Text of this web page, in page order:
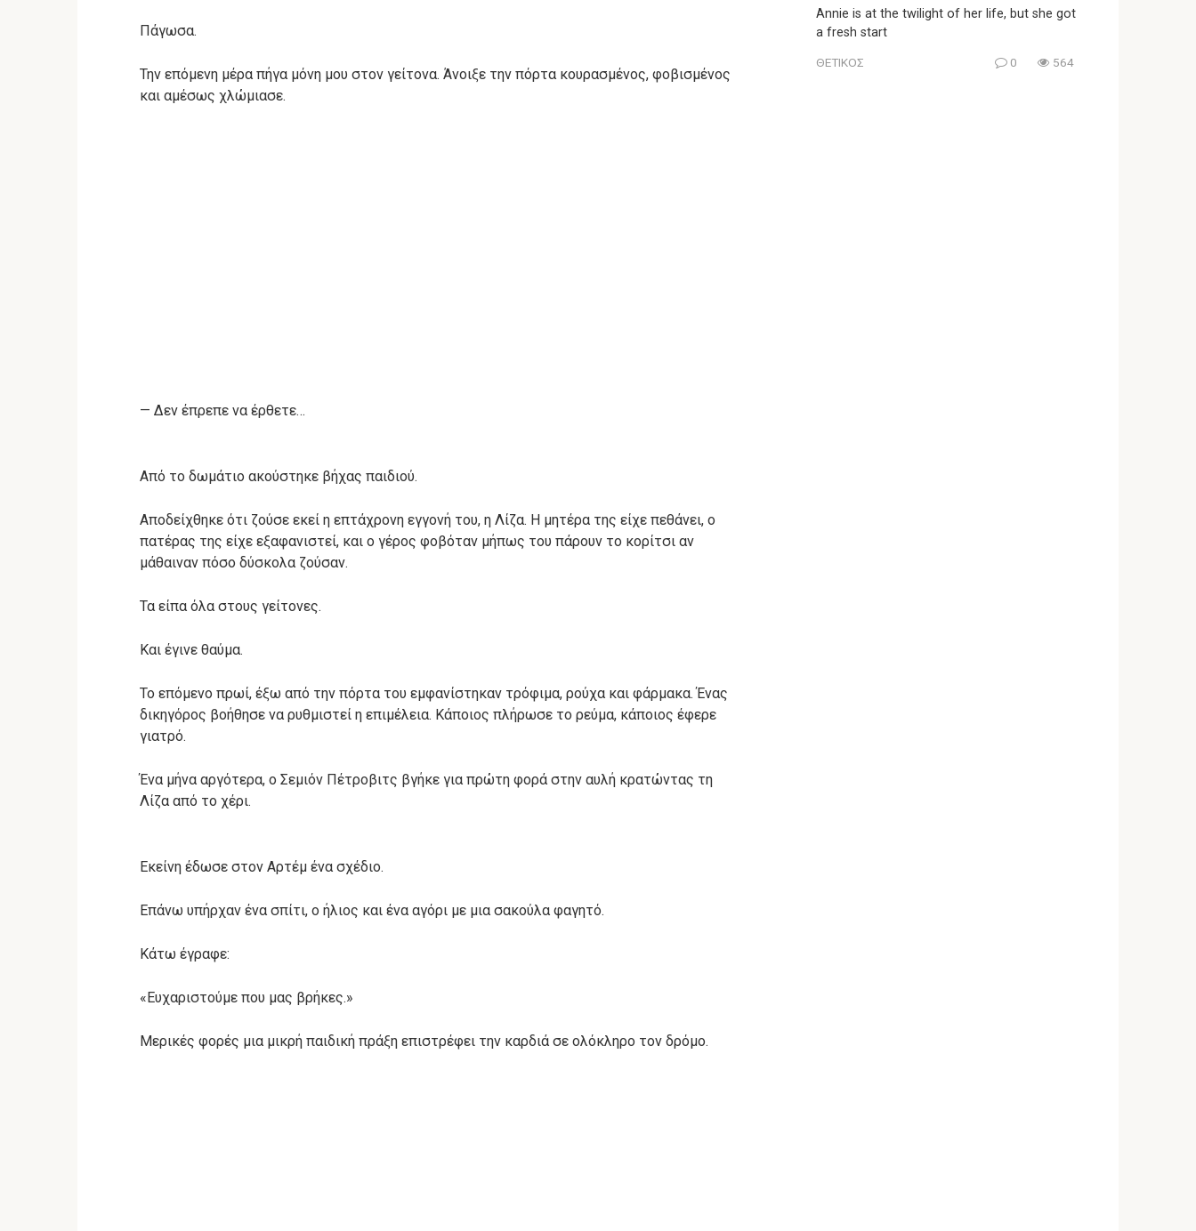
Πάγωσα.
Την επόμενη μέρα πήγα μόνη μου στον γείτονα. Άνοιξε την πόρτα κουρασμένος, φοβισμένος
και αμέσως χλώμιασε.
— Δεν έπρεπε να έρθετε…
Από το δωμάτιο ακούστηκε βήχας παιδιού.
Αποδείχθηκε ότι ζούσε εκεί η επτάχρονη εγγονή του, η Λίζα. Η μητέρα της είχε πεθάνει, ο
πατέρας της είχε εξαφανιστεί, και ο γέρος φοβόταν μήπως του πάρουν το κορίτσι αν
μάθαιναν πόσο δύσκολα ζούσαν.
Τα είπα όλα στους γείτονες.
Και έγινε θαύμα.
Το επόμενο πρωί, έξω από την πόρτα του εμφανίστηκαν τρόφιμα, ρούχα και φάρμακα. Ένας
δικηγόρος βοήθησε να ρυθμιστεί η επιμέλεια. Κάποιος πλήρωσε το ρεύμα, κάποιος έφερε
γιατρό.
Ένα μήνα αργότερα, ο Σεμιόν Πέτροβιτς βγήκε για πρώτη φορά στην αυλή κρατώντας τη
Λίζα από το χέρι.
Εκείνη έδωσε στον Αρτέμ ένα σχέδιο.
Επάνω υπήρχαν ένα σπίτι, ο ήλιος και ένα αγόρι με μια σακούλα φαγητό.
Κάτω έγραφε:
«Ευχαριστούμε που μας βρήκες.»
Μερικές φορές μια μικρή παιδική πράξη επιστρέφει την καρδιά σε ολόκληρο τον δρόμο.
Annie is at the twilight of her life, but she got
a fresh start
ΘΕΤΙΚΟΣ 0 564